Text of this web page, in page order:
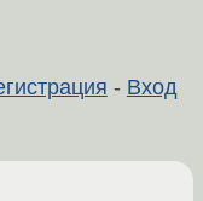
- Вход